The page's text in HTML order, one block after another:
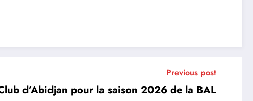
Previous post
d’Abidjan pour la saison 2026 de la BAL